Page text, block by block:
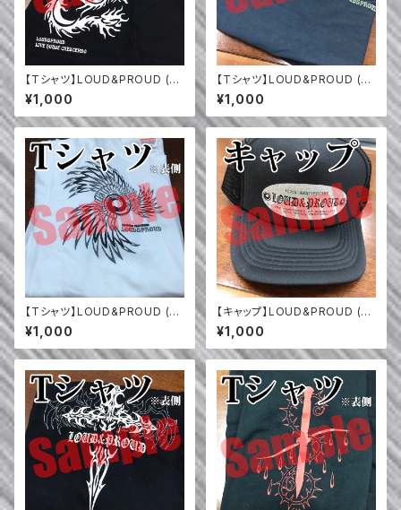
【Tシャツ】LOUD&PROUD (20
05年)
¥1,000
【Tシャツ】LOUD&PROUD (20
04年)
¥1,000
【Tシャツ】LOUD&PROUD (20
06年)
¥1,000
【キャップ】LOUD&PROUD (10
0th 記念)
¥1,000